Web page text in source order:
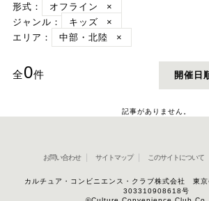
形式：
オフライン
×
ジャンル：
キッズ
×
エリア：
中部・北陸 ×
全0件 開催日
記事がありません。
お問い合わせ サイトマップ このサイトについて
カルチュア・コンビニエンス・クラブ株式会社 東
303310908618号